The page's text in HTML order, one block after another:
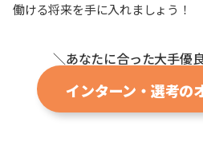
働ける将来を手に入れましょう！
＼あなたに合った大手優
インターン・選考の